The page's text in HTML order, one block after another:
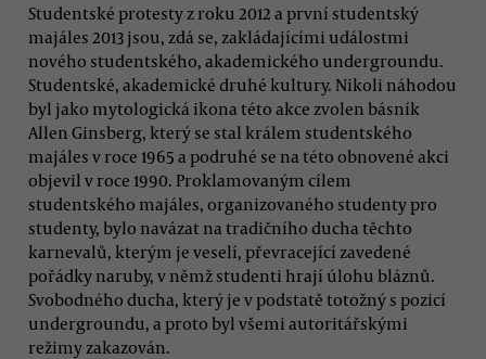
Studentské protesty z roku 2012 a první studentský
majáles 2013 jsou, zdá se, zakládajícími událostmi
nového studentského, akademického undergroundu.
Studentské, akademické druhé kultury. Nikoli náhodou
byl jako mytologická ikona této akce zvolen básník
Allen Ginsberg, který se stal králem studentského
majáles v roce 1965 a podruhé se na této obnovené akci
objevil v roce 1990. Proklamovaným cílem
studentského majáles, organizovaného studenty pro
studenty, bylo navázat na tradičního ducha těchto
karnevalů, kterým je veselí, převracející zavedené
pořádky naruby, v němž studenti hrají úlohu bláznů.
Svobodného ducha, který je v podstatě totožný s pozicí
undergroundu, a proto byl všemi autoritářskými
režimy zakazován.